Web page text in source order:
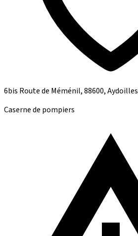
6bis Route de Méménil, 88600, Aydoilles
Caserne de pompiers